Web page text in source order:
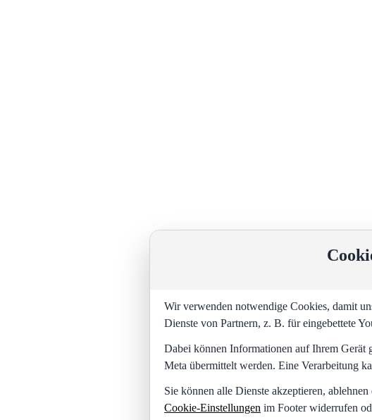
Wir verwenden notwendige Cookies, damit
Dienste von Partnern, z. B. für eingebettete
Dabei können Informationen auf Ihrem Gerät
Meta übermittelt werden. Eine Verarbeitung
Sie können alle Dienste akzeptieren,
Cookie-Einstellungen im Footer widerrufen